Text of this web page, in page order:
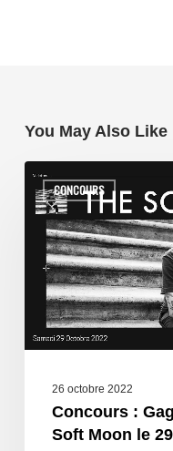
You May Also Like
CONCOURS
26 octobre 2022
Concours :
Soft Moon le